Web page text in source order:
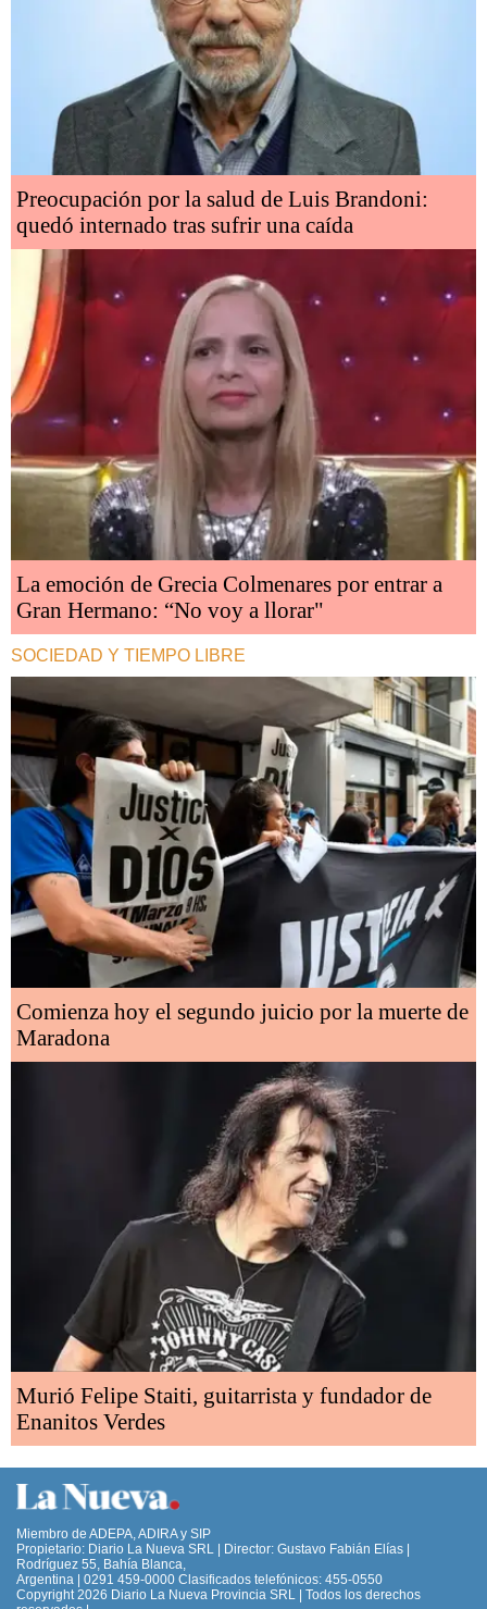
Preocupación por la salud de Luis Brandoni:
quedó internado tras sufrir una caída
La emoción de Grecia Colmenares por entrar a
Gran Hermano: “No voy a llorar"
SOCIEDAD Y TIEMPO LIBRE
Comienza hoy el segundo juicio por la muerte de
Maradona
Murió Felipe Staiti, guitarrista y fundador de
Enanitos Verdes
Miembro de ADEPA, ADIRA y SIP
Propietario: Diario La Nueva SRL | Director: Gustavo Fabián Elías |
Rodríguez 55, Bahía Blanca,
Argentina | 0291 459-0000 Clasificados telefónicos: 455-0550
Copyright 2026 Diario La Nueva Provincia SRL | Todos los derechos